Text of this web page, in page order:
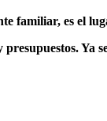
familiar, es el